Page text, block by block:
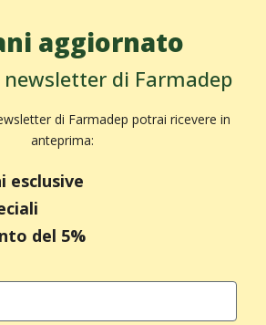
aggiornato
di Farmadep
di Farmadep potrai ricevere in
anteprima:
esclusive
del 5%